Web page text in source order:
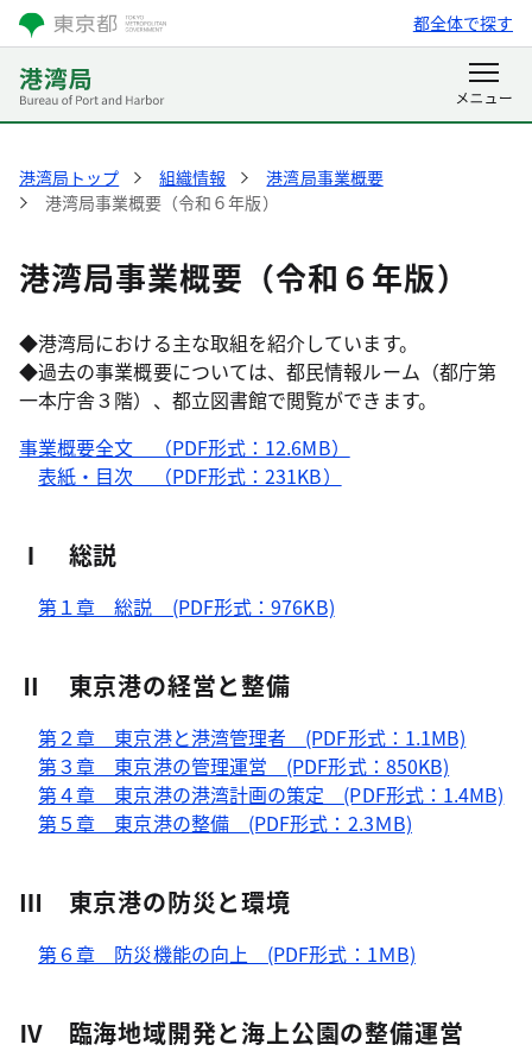
都全体で探す
港湾局トップ 組織情報
港湾局事業概要
港湾局事業概要（令和６年版）
港湾局事業概要（令和６年版）
◆港湾局における主な取組を紹介しています。
◆過去の事業概要については、都民情報ルーム（都庁第
一本庁舎３階）、都立図書館で閲覧ができます。
事業概要全文 （PDF形式：12.6MB）
表紙・目次 （PDF形式：231KB）
Ⅰ 総説
第１章 総説 (PDF形式：976KB)
Ⅱ 東京港の経営と整備
第２章 東京港と港湾管理者 (PDF形式：1.1MB)
第３章 東京港の管理運営 (PDF形式：850KB)
第４章 東京港の港湾計画の策定 (PDF形式：1.4MB)
第５章 東京港の整備 (PDF形式：2.3ＭB)
Ⅲ 東京港の防災と環境
第６章 防災機能の向上 (PDF形式：1ＭB)
Ⅳ 臨海地域開発と海上公園の整備運営